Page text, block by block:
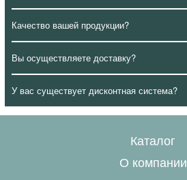
Качество вашей продукции?
Вы осуществляете доставку?
У вас существует дисконтная система?
Каталог
О компании